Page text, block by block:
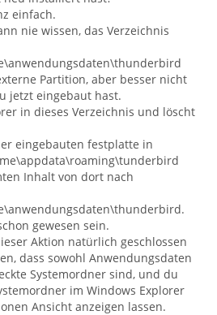
einfach.
nie wissen, das Verzeichnis
Partition, aber besser nicht
jetzt eingebaut hast.
in dieses Verzeichnis und löscht
eingebauten festplatte in
Inhalt von dort nach
gewesen sein.
Aktion natürlich geschlossen
dass sowohl Anwendungsdaten
Systemordner sind, und du
im Windows Explorer
Ansicht anzeigen lassen.